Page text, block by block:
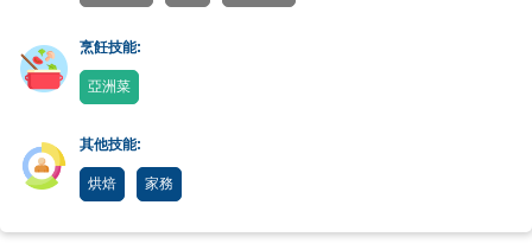
烹飪技能:
亞洲菜
其他技能:
烘焙 家務